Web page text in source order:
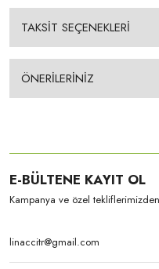
TAKSİT SEÇENEKLERİ
ÖNERİLERİNİZ
E-BÜLTENE KAYIT OL
Kampanya ve özel